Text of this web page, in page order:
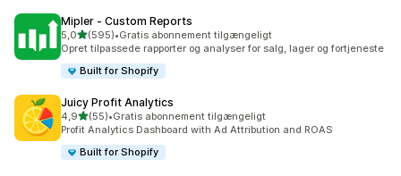
Mipler ‑ Custom Reports
5,0ud af 5 stjerner
(595)
595 anmeldelser i alt
•Gratis abonnement tilgængeligt
Opret tilpassede rapporter og analyser for salg, lager og fortjeneste
Built for Shopify
Juicy Profit Analytics
4,9ud af 5 stjerner
(55)
55 anmeldelser i alt
•Gratis abonnement tilgængeligt
Profit Analytics Dashboard with Ad Attribution and ROAS
Built for Shopify